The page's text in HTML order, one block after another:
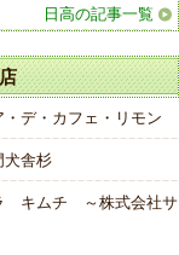
日高の記事一覧
・デ・カフェ・リモン
犬舎杉
キムチ ～株式会社サ